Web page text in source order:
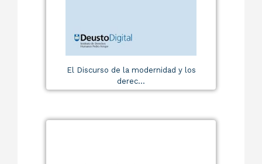
El Discurso de la modernidad y los
derec...